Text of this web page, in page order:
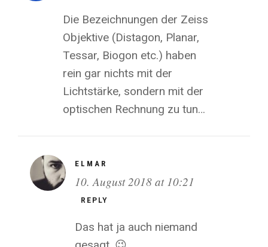
Die Bezeichnungen der Zeiss
Objektive (Distagon, Planar,
Tessar, Biogon etc.) haben
rein gar nichts mit der
Lichtstärke, sondern mit der
optischen Rechnung zu tun…
ELMAR
10. August 2018 at 10:21
REPLY
Das hat ja auch niemand